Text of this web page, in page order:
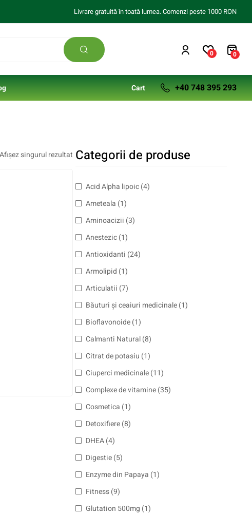
Livrare gratuită în toată lumea. Comenzi peste 1000 RON
0 0
Cart +40 748 395 293
Afișez singurul rezultat Categorii de produse
Acid Alpha lipoic (4)
Ameteala (1)
Aminoacizii (3)
Anestezic (1)
Antioxidanti (24)
Armolipid (1)
Articulatii (7)
Băuturi și ceaiuri medicinale (1)
Bioflavonoide (1)
Calmanti Natural (8)
Citrat de potasiu (1)
Ciuperci medicinale (11)
Complexe de vitamine (35)
Cosmetica (1)
Detoxifiere (8)
DHEA (4)
Digestie (5)
Enzyme din Papaya (1)
Fitness (9)
Glutation 500mg (1)